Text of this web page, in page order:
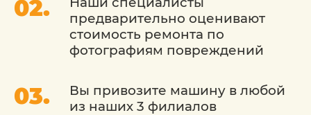
и ваши пожелания.
Современное оборудование: Мы
используем передовое оборудование для
нанесение краски и высокий стандарт
качества.
предварительно оценивают
стоимость ремонта по
фотографиям повреждений
Вы привозите машину в любой
из наших 3 филиалов